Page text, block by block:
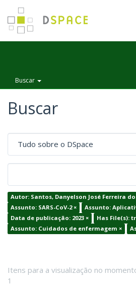
Buscar
Buscar
Autor: Santos, Danyelson José Ferreira
Assunto: SARS-CoV-2 ×
Assunto:
Data de publicação: 2023 ×
Has File(s):
Assunto: Cuidados de enfermagem ×
Itens para a visualização no
1